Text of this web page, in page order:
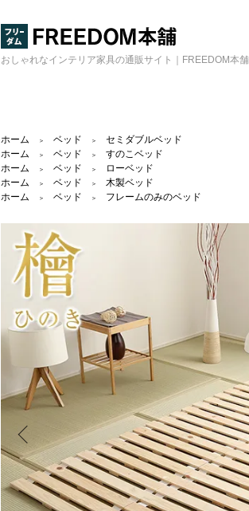
おしゃれなインテリア家具の通販サイト｜FREEDOM本舗
ホーム ＞ ベッド ＞
セミダブルベッド
ホーム
＞ ベッド ＞
すのこベッド
ホーム
＞ ベッド ＞
ローベッド
ホーム
＞ ベッド ＞
木製ベッド
ホーム
＞ ベッド ＞ フレームのみのベッド